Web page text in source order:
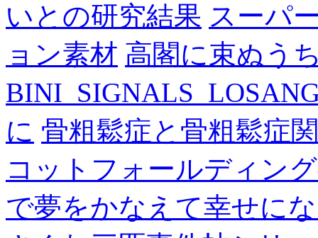
いとの研究結果 スーパ
ョン素材 高閣に束ぬう
に 骨粗鬆症と骨粗鬆症
コットフォールディン
で夢をかなえて幸せに